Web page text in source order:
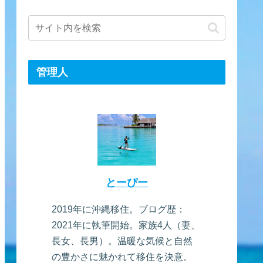
管理人
とーぴー
2019年に沖縄移住。ブログ歴：
2021年に執筆開始。家族4人（妻、
長女、長男）。温暖な気候と自然
の豊かさに魅かれて移住を決意。